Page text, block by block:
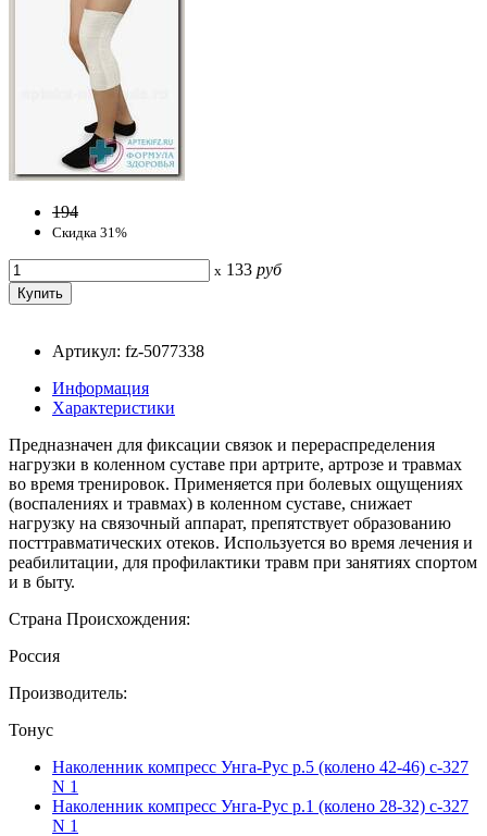
194
Скидка 31%
x 133 руб
Артикул: fz-5077338
Информация
Характеристики
Предназначен для фиксации связок и перераспределения
нагрузки в коленном суставе при артрите, артрозе и травмах
во время тренировок. Применяется при болевых ощущениях
(воспалениях и травмах) в коленном суставе, снижает
нагрузку на связочный аппарат, препятствует образованию
посттравматических отеков. Используется во время лечения и
реабилитации, для профилактики травм при занятиях спортом
и в быту.
Страна Происхождения:
Россия
Производитель:
Тонус
Наколенник компресс Унга-Рус р.5 (колено 42-46) с-327
N 1
Наколенник компресс Унга-Рус р.1 (колено 28-32) с-327
N 1